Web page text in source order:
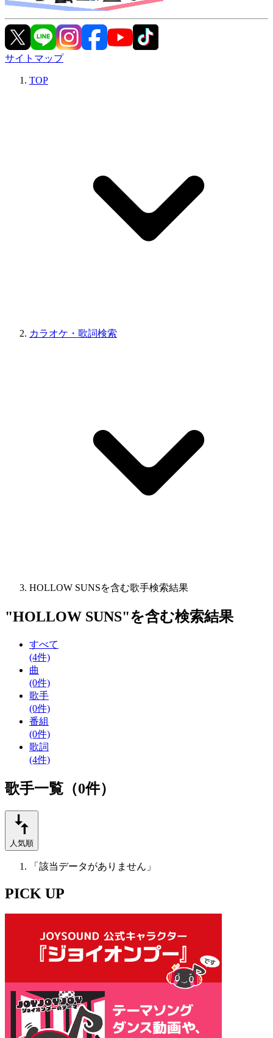
サイトマップ
TOP
カラオケ・歌詞検索
HOLLOW SUNSを含む歌手検索結果
"HOLLOW SUNS"を含む検索結果
すべて
(4件)
曲
(0件)
歌手
(0件)
番組
(0件)
歌詞
(4件)
歌手一覧（0件）
人気順
「該当データがありません」
PICK UP